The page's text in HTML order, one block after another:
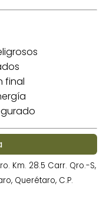
final
Km. 28.5 Carr. Qro.-S,
Querétaro, C.P.